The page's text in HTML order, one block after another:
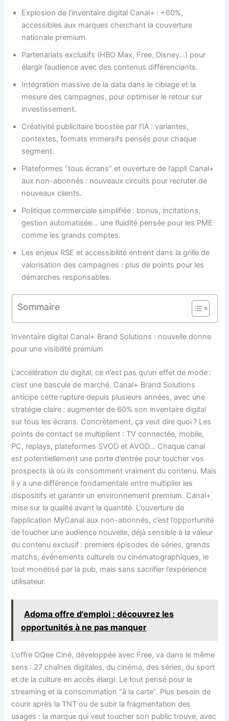
Explosion de l’inventaire digital Canal+ : +60%,
accessibles aux marques cherchant la couverture
nationale premium.
Partenariats exclusifs (HBO Max, Free, Disney…) pour
élargir l’audience avec des contenus différenciants.
Intégration massive de la data dans le ciblage et la
mesure des campagnes, pour optimiser le retour sur
investissement.
Créativité publicitaire boostée par l’IA : variantes,
contextes, formats immersifs pensés pour chaque
segment.
Plateformes “tous écrans” et ouverture de l’appli Canal+
aux non-abonnés : nouveaux circuits pour recruter de
nouveaux clients.
Politique commerciale simplifiée : bonus, incitations,
gestion automatisée… une fluidité pensée pour les PME
comme les grands comptes.
Les enjeux RSE et accessibilité entrent dans la grille de
valorisation des campagnes : plus de points pour les
démarches responsables.
Sommaire
Inventaire digital Canal+ Brand Solutions : nouvelle donne
pour une visibilité premium
L’accélération du digital, ce n’est pas qu’un effet de mode :
c’est une bascule de marché. Canal+ Brand Solutions
anticipe cette rupture depuis plusieurs années, avec une
stratégie claire : augmenter de 60% son inventaire digital
sur tous les écrans. Concrètement, ça veut dire quoi ? Les
points de contact se multiplient : TV connectée, mobile,
PC, replays, plateformes SVOD et AVOD… Chaque canal
est potentiellement une porte d’entrée pour toucher vos
prospects là où ils consomment vraiment du contenu. Mais
il y a une différence fondamentale entre multiplier les
dispositifs et garantir un environnement premium. Canal+
mise sur la qualité avant la quantité. L’ouverture de
l’application MyCanal aux non-abonnés, c’est l’opportunité
de toucher une audience nouvelle, déjà sensible à la valeur
du contenu exclusif : premiers épisodes de séries, grands
matchs, événements culturels ou cinématographiques, le
tout monétisé par la pub, mais sans sacrifier l’expérience
utilisateur.
Adoma offre d'emploi : découvrez les
opportunités à ne pas manquer
L’offre OQee Ciné, développée avec Free, va dans le même
sens : 27 chaînes digitales, du cinéma, des séries, du sport
et de la culture en accès élargi. Le tout pensé pour le
streaming et la consommation “à la carte”. Plus besoin de
courir après la TNT ou de subir la fragmentation des
usages : la marque qui veut toucher son public trouve, avec